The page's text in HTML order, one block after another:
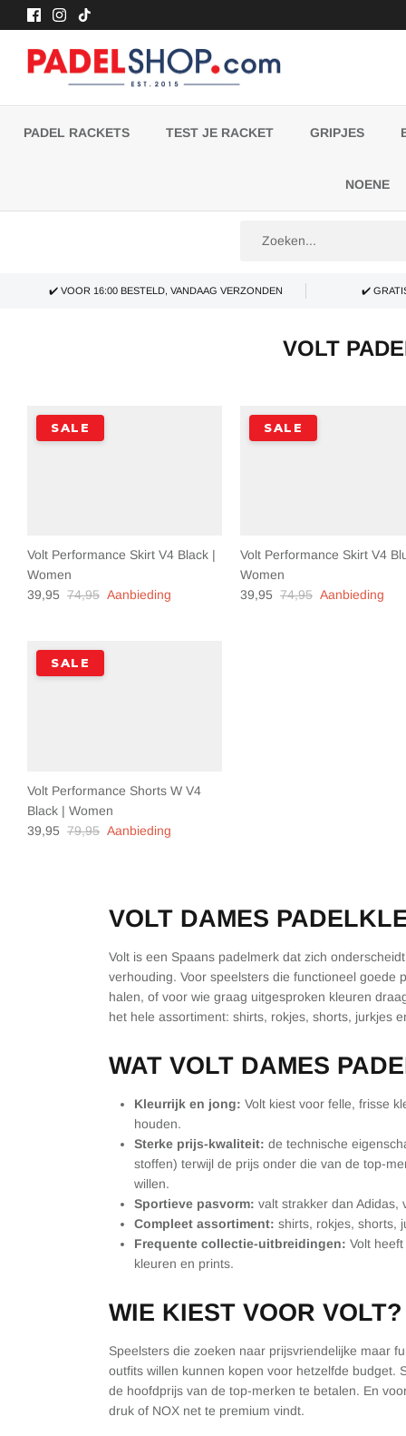
Meteen
naar
content
PADEL RACKETS TEST JE RACKET GRIPJES
NOENE
✔️ VOOR 16:00 BESTELD, VANDAAG VERZONDEN ✔️
VOLT
SALE
Volt Performance Skirt V4 Black |
Women
39,95 74,95 Aanbieding
SALE
Volt Performance Skirt V4
Women
39,95 74,95 Aanbieding
SALE
Volt Performance Shorts W V4
Black | Women
39,95 79,95 Aanbieding
VOLT DAMES
Volt is een Spaans padelmerk dat zich
verhouding. Voor speelsters die functioneel goede
halen, of voor wie graag uitgesproken kleuren
het hele assortiment: shirts, rokjes, shorts, jurkjes
WAT VOLT DAMES
Kleurrijk en jong: Volt kiest voor felle, frisse
houden.
Sterke prijs-kwaliteit: de technische
stoffen) terwijl de prijs onder die van de top-
willen.
Sportieve pasvorm: valt strakker dan Adidas,
Compleet assortiment: shirts, rokjes, shorts,
Frequente collectie-uitbreidingen: Volt
kleuren en prints.
WIE KIEST VOOR VOLT?
Speelsters die zoeken naar prijsvriendelijke maar
outfits willen kunnen kopen voor hetzelfde budget.
de hoofdprijs van de top-merken te betalen. En
druk of NOX net te premium vindt.